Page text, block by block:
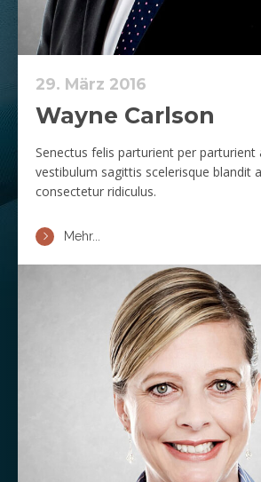
29. März 2016
Wayne Carlson
Senectus felis parturient per parturient
vestibulum sagittis scelerisque blandit
consectetur ridiculus.
Mehr...